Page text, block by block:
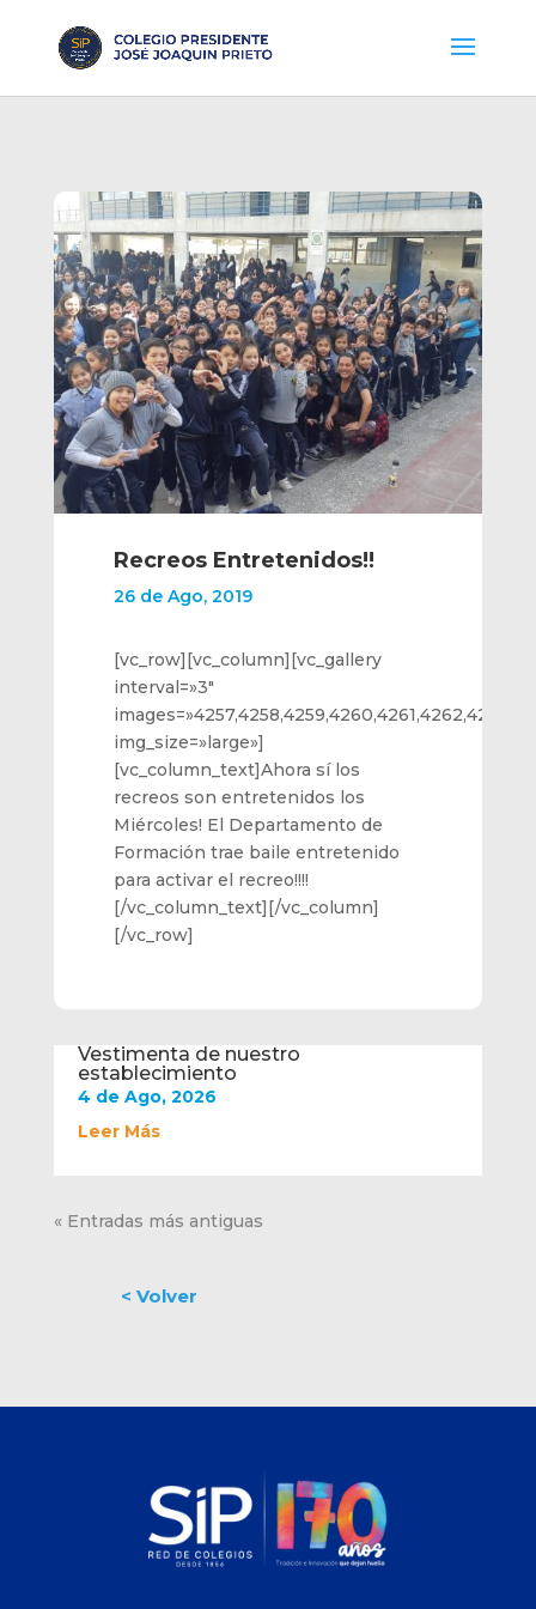
Vestimenta de nuestro
establecimiento
4 de Ago, 2026
Leer Más
« Entradas más antiguas
Recreos Entretenidos!!
26 de Ago, 2019
[vc_row][vc_column][vc_gallery
interval=»3″
img_size=»large»]
[vc_column_text]Ahora sí los
recreos son entretenidos los
Miércoles! El Departamento de
Formación trae baile entretenido
para activar el recreo!!!!
[/vc_column_text][/vc_column]
[/vc_row]